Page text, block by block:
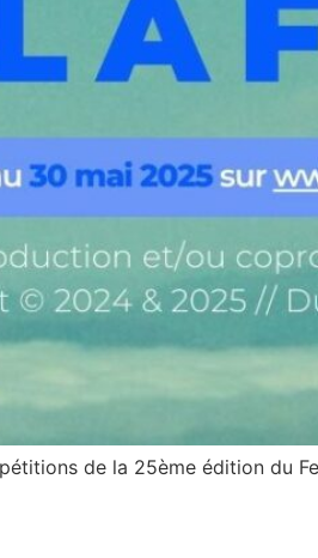
de la 25ème édition du